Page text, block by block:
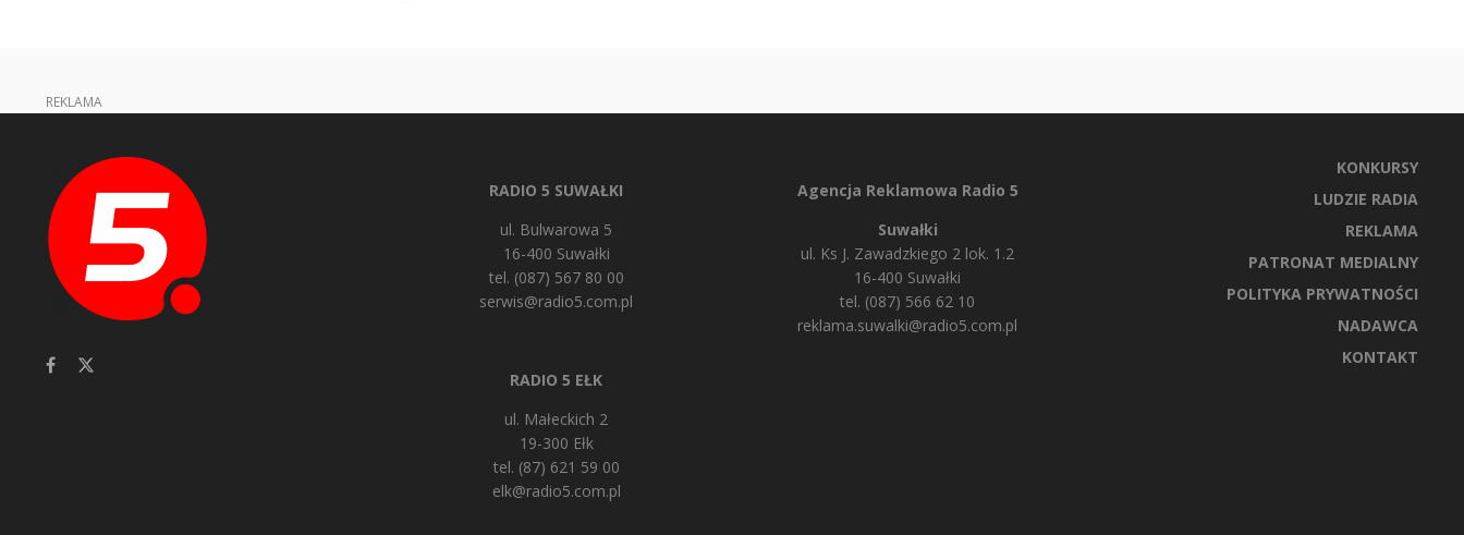
REKLAMA
RADIO 5 SUWAŁKI
ul. Bulwarowa 5
16-400 Suwałki
tel. (087) 567 80 00
serwis@radio5.com.pl
RADIO 5 EŁK
ul. Małeckich 2
19-300 Ełk
tel. (87) 621 59 00
elk@radio5.com.pl
Agencja Reklamowa Radio 5
Suwałki
ul. Ks J. Zawadzkiego 2 lok. 1.2
16-400 Suwałki
tel. (087) 566 62 10
reklama.suwalki@radio5.com.pl
KONKURSY
LUDZIE RADIA
REKLAMA
PATRONAT MEDIALNY
POLITYKA PRYWATNOŚCI
NADAWCA
KONTAKT